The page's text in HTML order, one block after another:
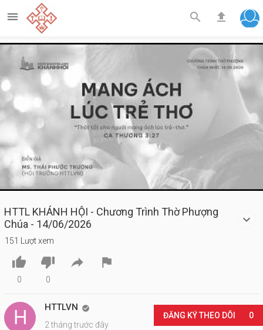
  
Play
Video
HTTL KHÁNH HỘI - Chương Trình Thờ Phượng
Chúa - 14/06/2026
151 Lượt xem

0

0
 
HTTLVN 
2 tháng trước đây
ĐĂNG KÝ THEO DÕI 0